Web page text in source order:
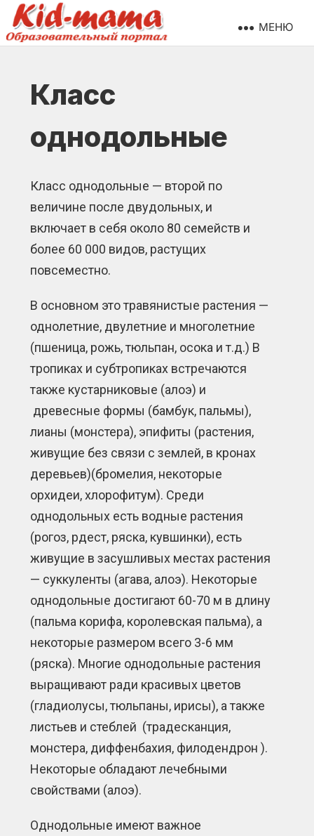
МЕНЮ
Класс
однодольные
Класс однодольные — второй по
величине после двудольных, и
включает в себя около 80 семейств и
более 60 000 видов, растущих
повсеместно.
В основном это травянистые растения —
однолетние, двулетние и многолетние
(пшеница, рожь, тюльпан, осока и т.д.) В
тропиках и субтропиках встречаются
также кустарниковые (алоэ) и
древесные формы (бамбук, пальмы),
лианы (монстера), эпифиты (растения,
живущие без связи с землей, в кронах
деревьев)(бромелия, некоторые
орхидеи, хлорофитум). Среди
однодольных есть водные растения
(рогоз, рдест, ряска, кувшинки), есть
живущие в засушливых местах растения
— суккуленты (агава, алоэ). Некоторые
однодольные достигают 60-70 м в длину
(пальма корифа, королевская пальма), а
некоторые размером всего 3-6 мм
(ряска). Многие однодольные растения
выращивают ради красивых цветов
(гладиолусы, тюльпаны, ирисы), а также
листьев и стеблей (традесканция,
монстера, диффенбахия, филодендрон ).
Некоторые обладают лечебными
свойствами (алоэ).
Однодольные имеют важное